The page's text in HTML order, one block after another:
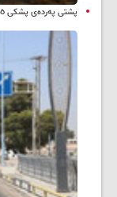
پشتی پەردەی پشکی ١٥ لەسەدیی تورکیا لە نەوتی کەرکووک